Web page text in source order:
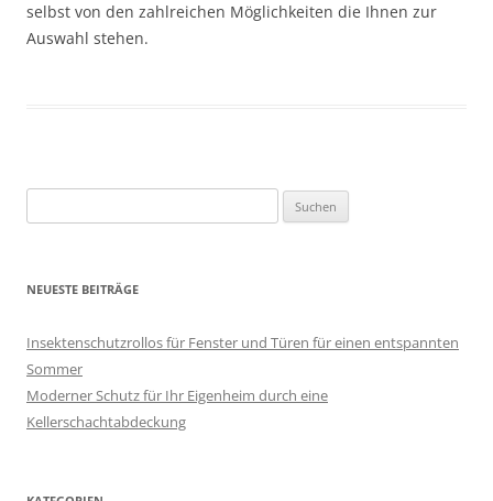
selbst von den zahlreichen Möglichkeiten die Ihnen zur
Auswahl stehen.
nach:
NEUESTE BEITRÄGE
Insektenschutzrollos für Fenster und Türen für einen entspannten
Sommer
Moderner Schutz für Ihr Eigenheim durch eine
Kellerschachtabdeckung